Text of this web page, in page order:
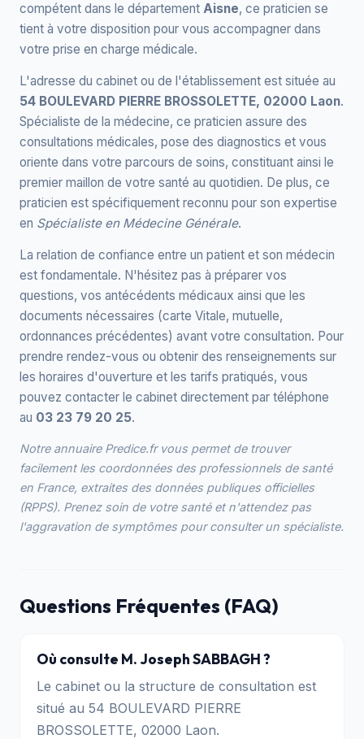
compétent dans le département Aisne, ce praticien se
tient à votre disposition pour vous accompagner dans
votre prise en charge médicale.
L'adresse du cabinet ou de l'établissement est située au
54 BOULEVARD PIERRE BROSSOLETTE, 02000 Laon.
Spécialiste de la médecine, ce praticien assure des
consultations médicales, pose des diagnostics et vous
oriente dans votre parcours de soins, constituant ainsi le
premier maillon de votre santé au quotidien. De plus, ce
praticien est spécifiquement reconnu pour son expertise
en Spécialiste en Médecine Générale.
La relation de confiance entre un patient et son médecin
est fondamentale. N'hésitez pas à préparer vos
questions, vos antécédents médicaux ainsi que les
documents nécessaires (carte Vitale, mutuelle,
ordonnances précédentes) avant votre consultation. Pour
prendre rendez-vous ou obtenir des renseignements sur
les horaires d'ouverture et les tarifs pratiqués, vous
pouvez contacter le cabinet directement par téléphone
au 03 23 79 20 25.
Notre annuaire Predice.fr vous permet de trouver
facilement les coordonnées des professionnels de santé
en France, extraites des données publiques officielles
(RPPS). Prenez soin de votre santé et n'attendez pas
l'aggravation de symptômes pour consulter un spécialiste.
Questions Fréquentes (FAQ)
Où consulte M. Joseph SABBAGH ?
Le cabinet ou la structure de consultation est
situé au 54 BOULEVARD PIERRE
BROSSOLETTE, 02000 Laon.